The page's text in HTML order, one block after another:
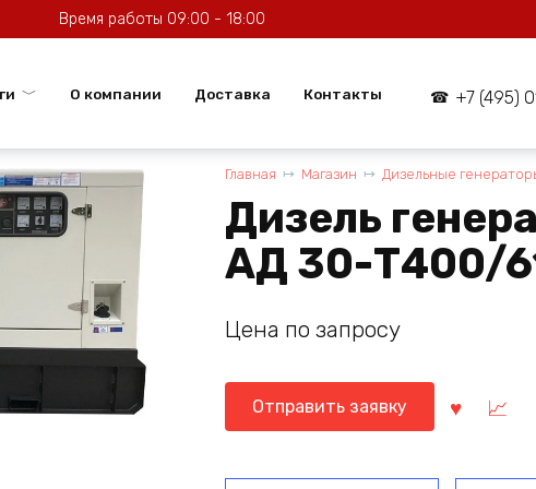
Время работы 09:00 - 18:00
О компании Доставка Контакты +7 (495)
Главная Магазин Дизельные
Дизель
АД 30-Т400/
Цена по запросу
Отправить заявку